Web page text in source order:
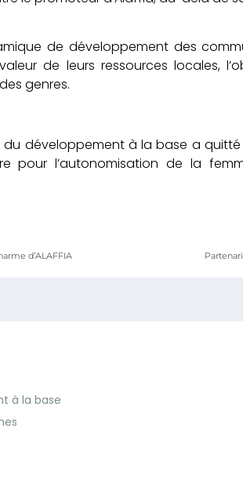
de développement des
de leurs ressources locales,
genres.
développement à la base a
pour l’autonomisation de la
d’ALAFFIA
à la base